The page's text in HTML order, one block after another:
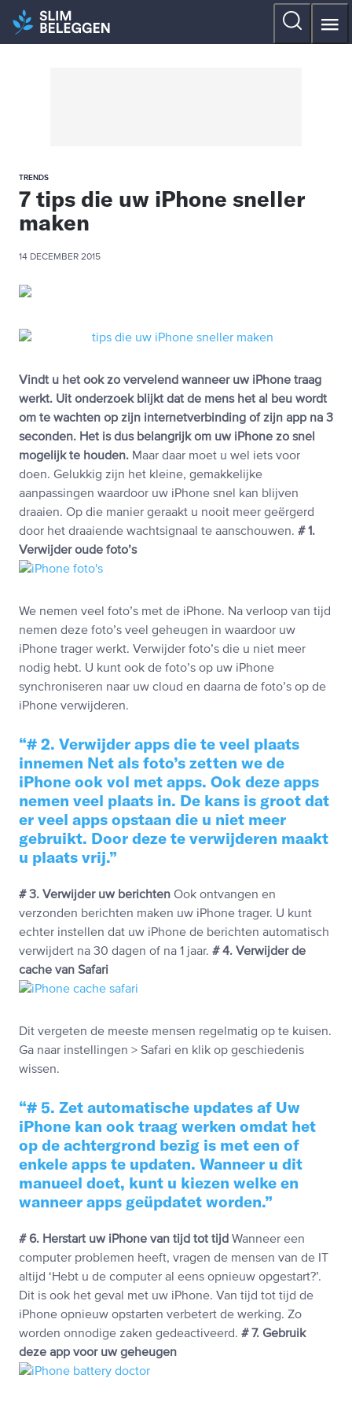
TRENDS
7 tips die uw iPhone sneller
maken
14 DECEMBER 2015
Vindt u het ook zo vervelend wanneer uw iPhone traag
werkt. Uit onderzoek blijkt dat de mens het al beu wordt
om te wachten op zijn internetverbinding of zijn app na 3
seconden. Het is dus belangrijk om uw iPhone zo snel
mogelijk te houden. Maar daar moet u wel iets voor
doen. Gelukkig zijn het kleine, gemakkelijke
aanpassingen waardoor uw iPhone snel kan blijven
draaien. Op die manier geraakt u nooit meer geërgerd
door het draaiende wachtsignaal te aanschouwen. # 1.
Verwijder oude foto’s
We nemen veel foto’s met de iPhone. Na verloop van tijd
nemen deze foto’s veel geheugen in waardoor uw
iPhone trager werkt. Verwijder foto’s die u niet meer
nodig hebt. U kunt ook de foto’s op uw iPhone
synchroniseren naar uw cloud en daarna de foto’s op de
iPhone verwijderen.
# 2. Verwijder apps die te veel plaats
innemen Net als foto’s zetten we de
iPhone ook vol met apps. Ook deze apps
nemen veel plaats in. De kans is groot dat
er veel apps opstaan die u niet meer
gebruikt. Door deze te verwijderen maakt
u plaats vrij.
# 3. Verwijder uw berichten Ook ontvangen en
verzonden berichten maken uw iPhone trager. U kunt
echter instellen dat uw iPhone de berichten automatisch
verwijdert na 30 dagen of na 1 jaar. # 4. Verwijder de
cache van Safari
Dit vergeten de meeste mensen regelmatig op te kuisen.
Ga naar instellingen > Safari en klik op geschiedenis
wissen.
# 5. Zet automatische updates af Uw
iPhone kan ook traag werken omdat het
op de achtergrond bezig is met een of
enkele apps te updaten. Wanneer u dit
manueel doet, kunt u kiezen welke en
wanneer apps geüpdatet worden.
# 6. Herstart uw iPhone van tijd tot tijd Wanneer een
computer problemen heeft, vragen de mensen van de IT
altijd ‘Hebt u de computer al eens opnieuw opgestart?’.
Dit is ook het geval met uw iPhone. Van tijd tot tijd de
iPhone opnieuw opstarten verbetert de werking. Zo
worden onnodige zaken gedeactiveerd. # 7. Gebruik
deze app voor uw geheugen